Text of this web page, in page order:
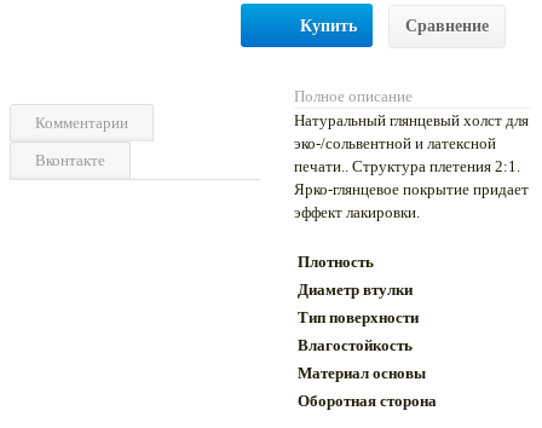
Купить Сравнение
Полное описание
Натуральный глянцевый холст для
эко-/сольвентной и латексной
печати.. Структура плетения 2:1.
Ярко-глянцевое покрытие придает
эффект лакировки.
Плотность
Диаметр втулки
Тип поверхности
Влагостойкость
Материал основы
Оборотная сторона
Комментарии
Вконтакте